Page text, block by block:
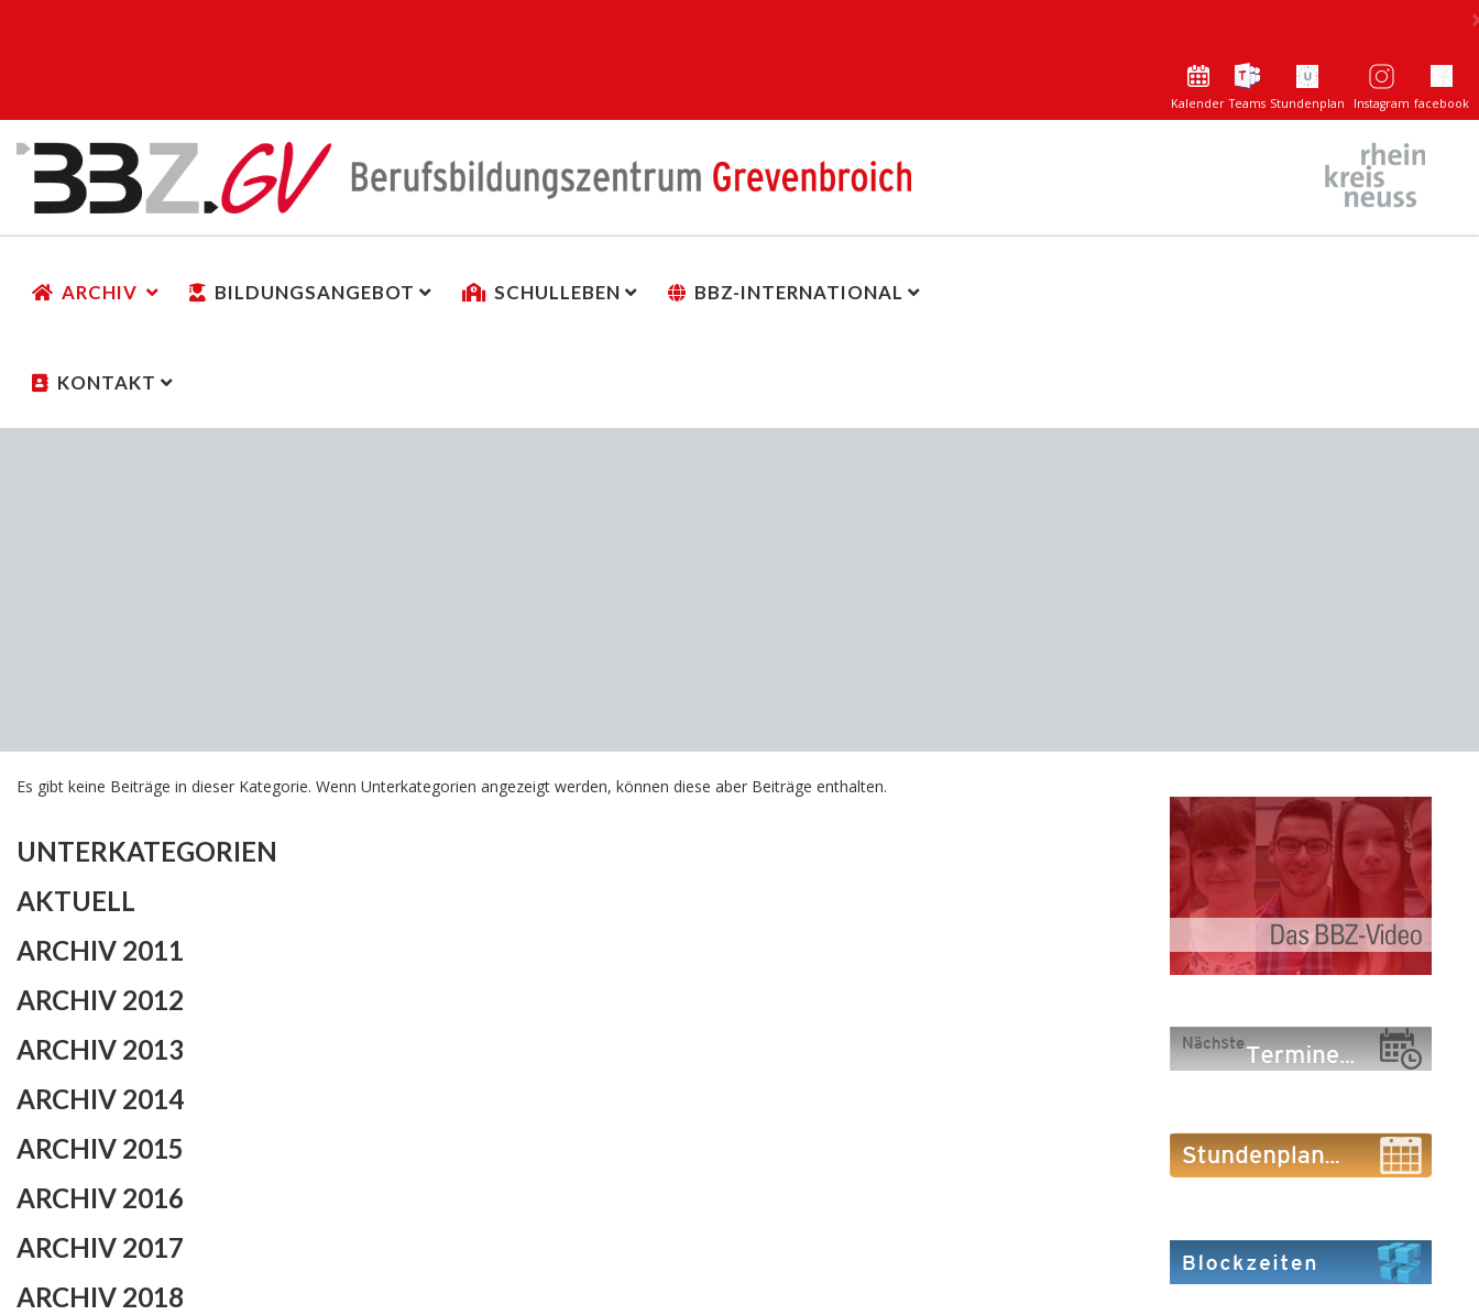
Kalender Teams Stundenplan Instagram facebook
ARCHIV BILDUNGSANGEBOT SCHULLEBEN BBZ-INTERNATIONAL
KONTAKT
Es gibt keine Beiträge in dieser Kategorie. Wenn Unterkategorien angezeigt werden, können diese aber Beiträge enthalten.
UNTERKATEGORIEN
AKTUELL
ARCHIV 2011
ARCHIV 2012
ARCHIV 2013
ARCHIV 2014
ARCHIV 2015
ARCHIV 2016
ARCHIV 2017
ARCHIV 2018